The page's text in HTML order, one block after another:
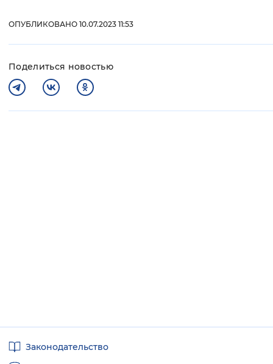
ОПУБЛИКОВАНО 10.07.2023 11:53
Поделиться новостью
ссылкиЗаконодательство